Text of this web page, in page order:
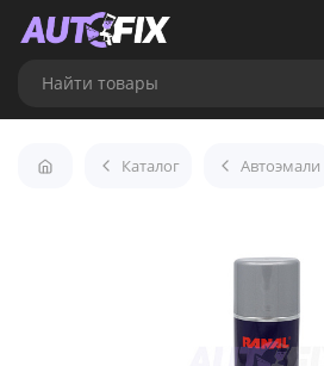
Найти товары
Каталог Автоэмали